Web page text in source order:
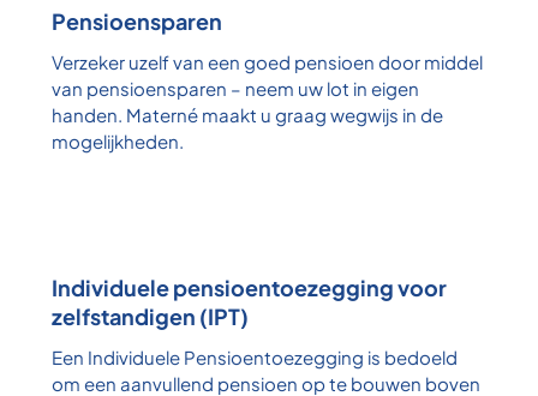
Pensioensparen
Verzeker uzelf van een goed pensioen door middel
van pensioensparen – neem uw lot in eigen
handen. Materné maakt u graag wegwijs in de
mogelijkheden.
Individuele pensioentoezegging voor
zelfstandigen (IPT)
Een Individuele Pensioentoezegging is bedoeld
om een aanvullend pensioen op te bouwen boven